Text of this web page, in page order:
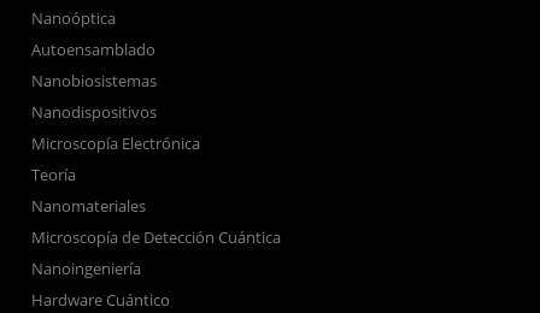
Nanoóptica
Autoensamblado
Nanobiosistemas
Nanodispositivos
Microscopía Electrónica
Teoría
Nanomateriales
Microscopía de Detección Cuántica
Nanoingeniería
Hardware Cuántico